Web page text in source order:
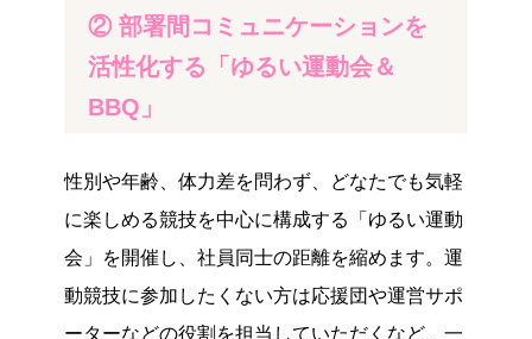
② 部署間コミュニケーションを
活性化する「ゆるい運動会＆
BBQ」
性別や年齢、体力差を問わず、どなたでも気軽
に楽しめる競技を中心に構成する「ゆるい運動
会」を開催し、社員同士の距離を縮めます。運
動競技に参加したくない方は応援団や運営サポ
ーターなどの役割を担当していただくなど、一